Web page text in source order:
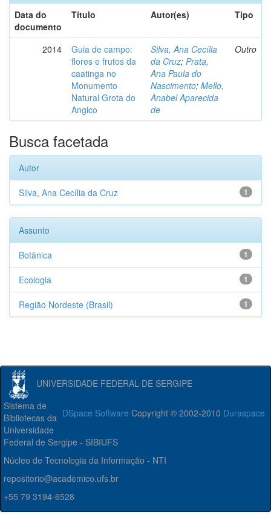
Data do
documento
Título Autor(es) Tipo
2014
Guia de campo:
flores e frutos da
caatinga no
Monumento
Natural Grota do
Angico
Silva, Ana Cecília
da Cruz; Prata,
Ana Paula do
Nascimento; Mello,
Anabel Aparecida
de
Outro
Busca facetada
Autor
1
Silva, Ana Cecília da Cruz
Assunto
1
Botânica
1
Ecologia
1
Região Nordeste (Brasil)
UNIVERSIDADE FEDERAL DE SERGIPE
DSpace Software Copyright © 2002-2010 Duraspace
Sistema de
Bibliotecas da
Universidade
Federal de Sergipe - SIBIUFS
Núcleo de Tecnologia da Informação - NTI
repositorio@academico.ufs.br
+55 79 3194-6528